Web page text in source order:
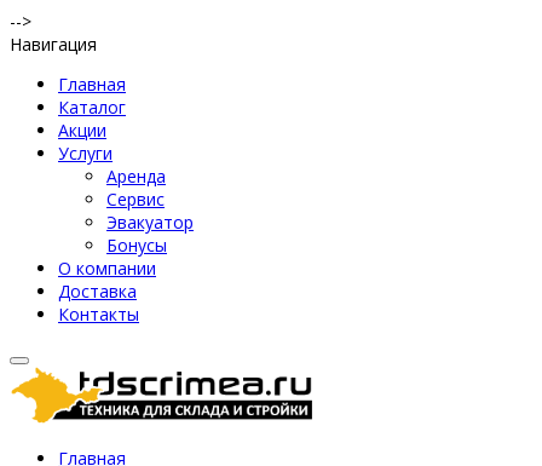
-->
Навигация
Главная
Каталог
Акции
Услуги
Аренда
Сервис
Эвакуатор
Бонусы
О компании
Доставка
Контакты
Главная